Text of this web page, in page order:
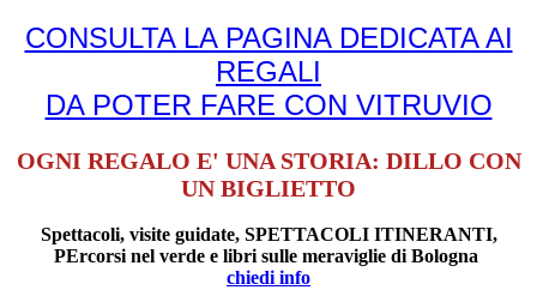
CONSULTA LA PAGINA DEDICATA AI
REGALI
DA POTER FARE CON VITRUVIO
OGNI REGALO E' UNA STORIA: DILLO CON
UN BIGLIETTO
Spettacoli, visite guidate, SPETTACOLI ITINERANTI,
PErcorsi nel verde e libri sulle meraviglie di Bologna
chiedi info